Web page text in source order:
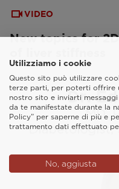
VIDEO
New topics for
Utilizziamo i cookie
Questo sito può utilizzare
terze parti, per poterti offrire
nostro sito e inviarti
da te manifestate durante la
Policy” per saperne di più e
trattamento dati effettuato
No, aggiusta